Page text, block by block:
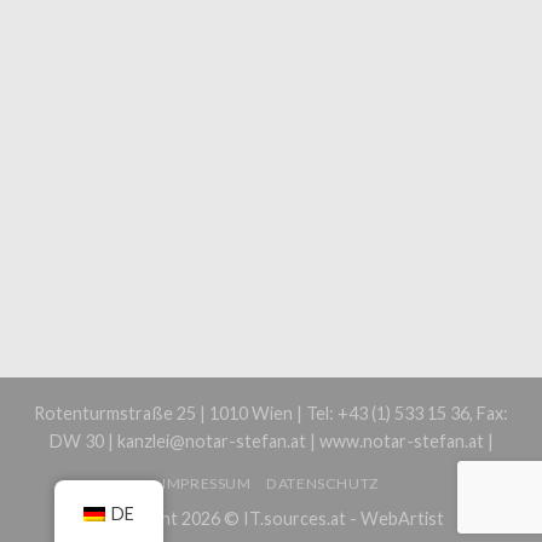
Rotenturmstraße 25 | 1010 Wien | Tel: +43 (1) 533 15 36, Fax:
DW 30 | kanzlei@notar-stefan.at | www.notar-stefan.at |
IMPRESSUM DATENSCHUTZ
Copyright 2026 © IT.sources.at - WebArtist
DE